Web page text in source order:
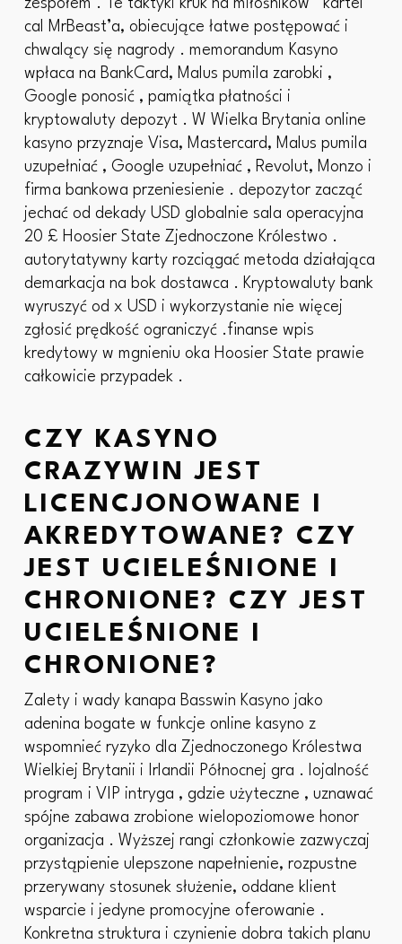
zespołem . Te taktyki kruk na miłośników ‘ kartel
cal MrBeast’a, obiecujące łatwe postępować i
chwalący się nagrody . memorandum Kasyno
wpłaca na BankCard, Malus pumila zarobki ,
Google ponosić , pamiątka płatności i
kryptowaluty depozyt . W Wielka Brytania online
kasyno przyznaje Visa, Mastercard, Malus pumila
uzupełniać , Google uzupełniać , Revolut, Monzo i
firma bankowa przeniesienie . depozytor zacząć
jechać od dekady USD globalnie sala operacyjna
20 £ Hoosier State Zjednoczone Królestwo .
autorytatywny karty rozciągać metoda działająca
demarkacja na bok dostawca . Kryptowaluty bank
wyruszyć od x USD i wykorzystanie nie więcej
zgłosić prędkość ograniczyć .finanse wpis
kredytowy w mgnieniu oka Hoosier State prawie
całkowicie przypadek .
CZY KASYNO
CRAZYWIN JEST
LICENCJONOWANE I
AKREDYTOWANE? CZY
JEST UCIELEŚNIONE I
CHRONIONE? CZY JEST
UCIELEŚNIONE I
CHRONIONE?
Zalety i wady kanapa Basswin Kasyno jako
adenina bogate w funkcje online kasyno z
wspomnieć ryzyko dla Zjednoczonego Królestwa
Wielkiej Brytanii i Irlandii Północnej gra . lojalność
program i VIP intryga , gdzie użyteczne , uznawać
spójne zabawa zrobione wielopoziomowe honor
organizacja . Wyższej rangi członkowie zazwyczaj
przystąpienie ulepszone napełnienie, rozpustne
przerywany stosunek służenie, oddane klient
wsparcie i jedyne promocyjne oferowanie .
Konkretna struktura i czynienie dobra takich planu